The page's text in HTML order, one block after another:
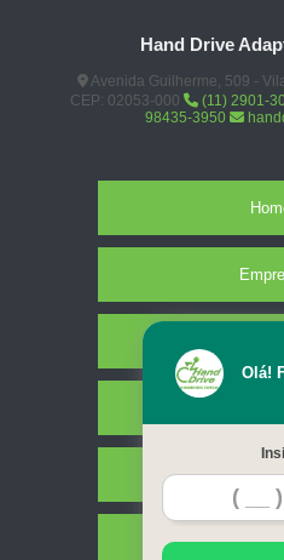
Hand Drive
Avenida Guilherme, 509 -
CEP: 02053-000
(11) 2901-
98435-3950
Mapa
Olá!